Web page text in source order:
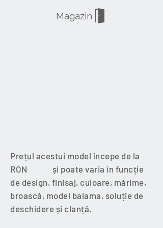
Magazin
Prețul acestui model începe de la
RON și poate varia în funcție
de design, finisaj, culoare, mărime,
broască, model balama, soluție de
deschidere și clanță.